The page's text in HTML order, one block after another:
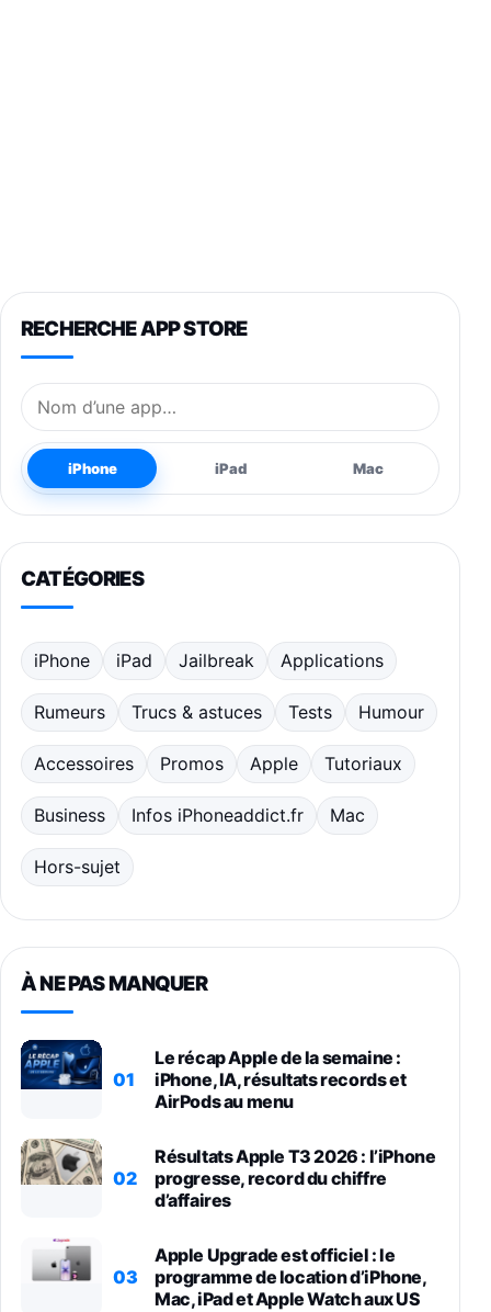
RECHERCHE APP STORE
Nom de l’application
iPhone iPad Mac
CATÉGORIES
iPhone iPad Jailbreak Applications
Rumeurs Trucs & astuces Tests Humour
Accessoires Promos Apple Tutoriaux
Business Infos iPhoneaddict.fr Mac
Hors-sujet
À NE PAS MANQUER
01
Le récap Apple de la semaine :
iPhone, IA, résultats records et
AirPods au menu
02
Résultats Apple T3 2026 : l’iPhone
progresse, record du chiffre
d’affaires
03
Apple Upgrade est officiel : le
programme de location d’iPhone,
Mac, iPad et Apple Watch aux US